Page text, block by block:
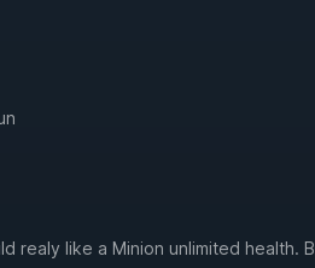
realy like a Minion unlimited health.